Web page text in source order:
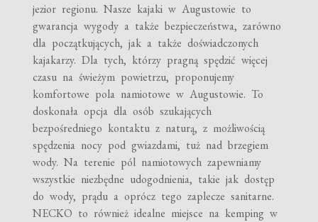
jezior regionu. Nasze kajaki w Augustowie to
gwarancja wygody a także bezpieczeństwa, zarówno
dla początkujących, jak a także doświadczonych
kajakarzy. Dla tych, którzy pragną spędzić więcej
czasu na świeżym powietrzu, proponujemy
komfortowe pola namiotowe w Augustowie. To
doskonała opcja dla osób szukających
bezpośredniego kontaktu z naturą, z możliwością
spędzenia nocy pod gwiazdami, tuż nad brzegiem
wody. Na terenie pól namiotowych zapewniamy
wszystkie niezbędne udogodnienia, takie jak dostęp
do wody, prądu a oprócz tego zaplecze sanitarne.
NECKO to również idealne miejsce na kemping w